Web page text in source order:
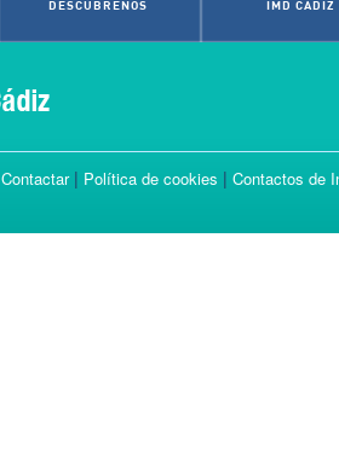
DESCÚBRENOS IMD CÁDIZ
Contactar| Política de cookies | Contactos de